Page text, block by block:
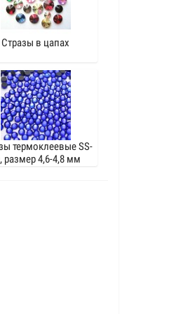
Стразы в цапах
термоклеевые SS-
размер 4,6-4,8 мм